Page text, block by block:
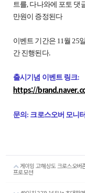
트를, 다나와에 포토 댓
만원이 증정된다
이벤트 기간은 11월 25
간 진행된다.
출시기념 이벤트 링크:
https://
문의: 크로스오버 모니
게이밍 고해상도 크로스오버
프로모션